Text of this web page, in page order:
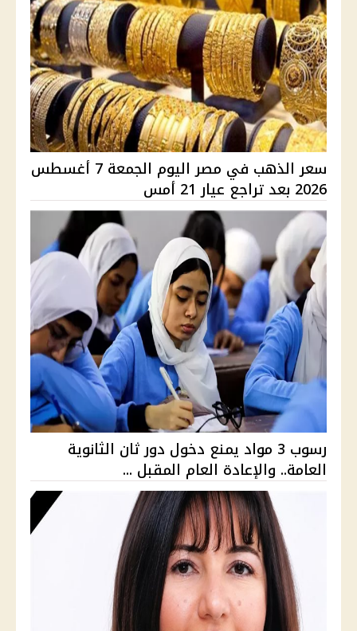
سعر الذهب في مصر اليوم الجمعة 7 أغسطس
2026 بعد تراجع عيار 21 أمس
رسوب 3 مواد يمنع دخول دور ثان الثانوية
العامة.. والإعادة العام المقبل ...